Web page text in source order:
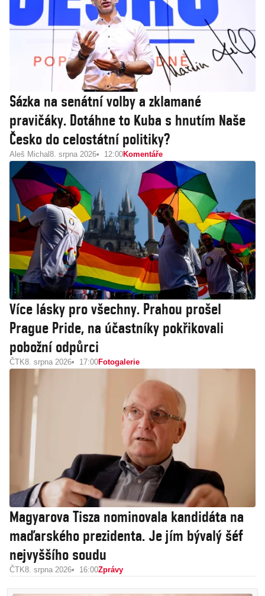
Sázka na senátní volby a zklamané
pravičáky. Dotáhne to Kuba s hnutím Naše
Česko do celostátní politiky?
Aleš Michal 8. srpna 2026 12:00Komentáře
Více lásky pro všechny. Prahou prošel
Prague Pride, na účastníky pokřikovali
pobožní odpůrci
ČTK8. srpna 2026 17:00Fotogalerie
Magyarova Tisza nominovala kandidáta na
maďarského prezidenta. Je jím bývalý šéf
nejvyššího soudu
ČTK8. srpna 2026 16:00Zprávy